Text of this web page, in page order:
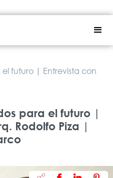
futuro | Entrevista con
para el futuro |
Rodolfo Piza |